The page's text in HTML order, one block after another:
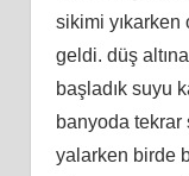
sikimi yıkarken
geldi. düş
başladık suyu
banyoda tekrar
yalarken birde